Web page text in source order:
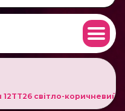
світло-коричневий